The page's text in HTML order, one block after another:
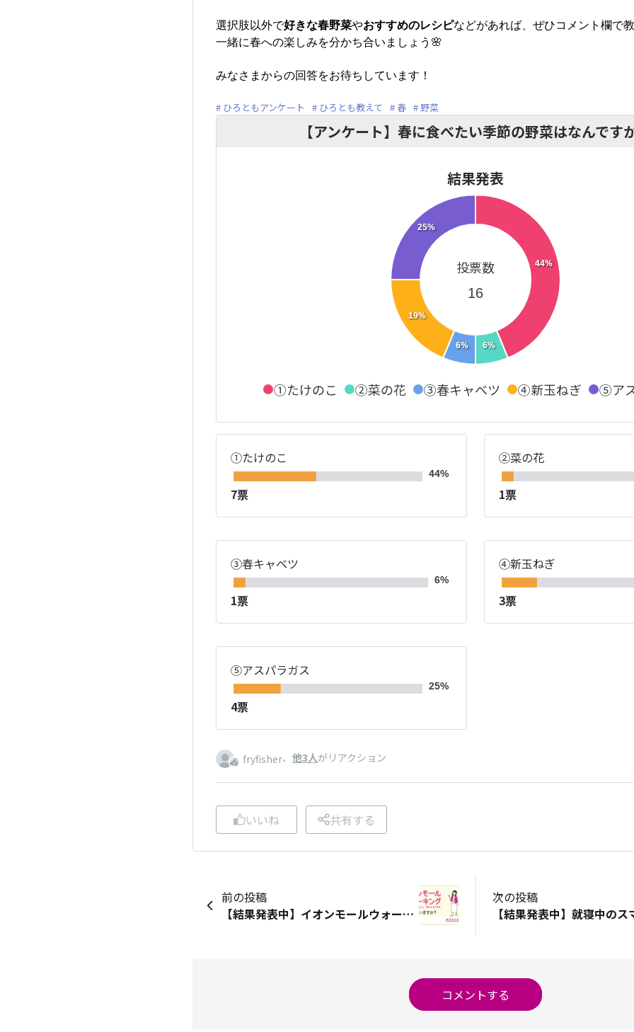
選択肢以外で好きな春野菜やおすすめのレシピなどがあれば、ぜひコメント欄で
一緒に春への楽しみを分かち合いましょう🌸
みなさまからの回答をお待ちしています！
ひろともアンケート ひろとも教えて 春 野菜
【アンケート】春に食べたい季節の野菜はなんです
結果発表
44%
6%
6%
19%
25%
投票数
16
①たけのこ ②菜の花 ③春キャベツ ④新玉ねぎ ⑤ア
①たけのこ
44%
7票
②菜の花
1票
③春キャベツ
6%
1票
④新玉ねぎ
3票
⑤アスパラガス
25%
4票
fryfisher、 他3人がリアクション
いいね 共有する
前の投稿
【結果発表中】イオンモールウォーキング、知っていますか？
次の投稿
コメントする